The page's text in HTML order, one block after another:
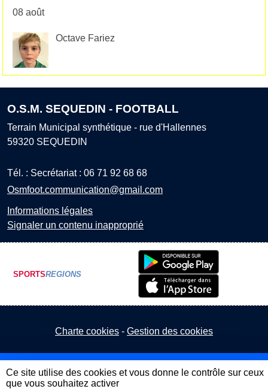
08 août
Octave Fariez
O.S.M. SEQUEDIN - FOOTBALL
Terrain Municipal synthétique - rue d'Hallennes
59320 SEQUEDIN
Tél. : Secrétariat : 06 71 92 68 68
Osmfoot.communication@gmail.com
Informations légales
Signaler un contenu inapproprié
SPORTSREGIONS
Charte cookies Gestion des cookies
Ce site utilise des cookies et vous donne le contrôle sur ceux
que vous souhaitez activer